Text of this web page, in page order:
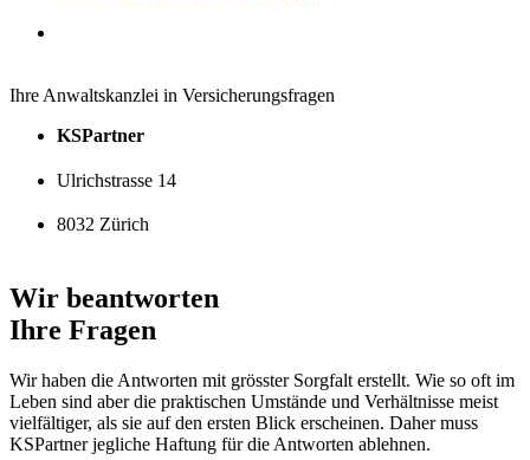
Ihre Anwaltskanzlei in Versicherungsfragen
KSPartner
Ulrichstrasse 14
8032 Zürich
Wir beantworten
Ihre Fragen
Wir haben die Antworten mit grösster Sorgfalt erstellt. Wie so oft im
Leben sind aber die praktischen Umstände und Verhältnisse meist
vielfältiger, als sie auf den ersten Blick erscheinen. Daher muss
KSPartner jegliche Haftung für die Antworten ablehnen.